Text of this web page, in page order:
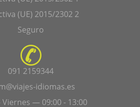
(UE) 2015/2302 2
Seguro
091 2159344
idiomas.es
Viernes — 09:00 - 13:00